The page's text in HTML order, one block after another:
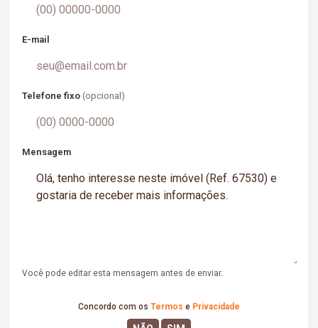
E-mail
Telefone fixo (opcional)
Mensagem
Você pode editar esta mensagem antes de enviar.
Concordo com os Termos e Privacidade